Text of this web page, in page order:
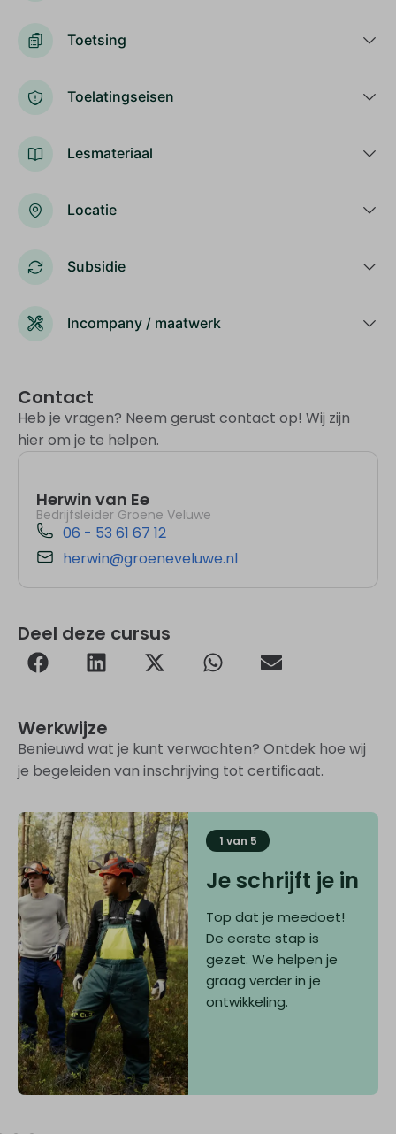
Toetsing
Toelatingseisen
Lesmateriaal
Locatie
Subsidie
Incompany / maatwerk
Contact
Heb je vragen? Neem gerust contact op! Wij zijn
hier om je te helpen.
Herwin van Ee
Bedrijfsleider Groene Veluwe
06 - 53 61 67 12
herwin@groeneveluwe.nl
Deel deze cursus
Werkwijze
Benieuwd wat je kunt verwachten? Ontdek hoe wij
je begeleiden van inschrijving tot certificaat.
1 van 5
Je schrijft je in
Top dat je meedoet!
De eerste stap is
gezet. We helpen je
graag verder in je
ontwikkeling.